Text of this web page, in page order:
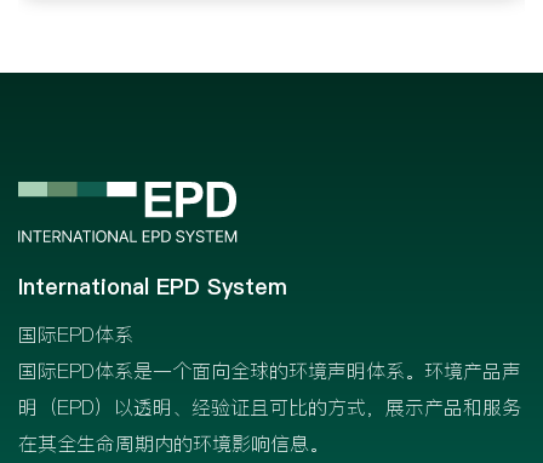
International EPD System
国际EPD体系
国际EPD体系是一个面向全球的环境声明体系。环境产品声
明（EPD）以透明、经验证且可比的方式，展示产品和服务
在其全生命周期内的环境影响信息。